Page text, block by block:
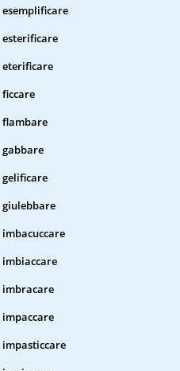
esemplificare
esterificare
eterificare
ficcare
flambare
gabbare
gelificare
giulebbare
imbacuccare
imbiaccare
imbracare
impaccare
impasticcare